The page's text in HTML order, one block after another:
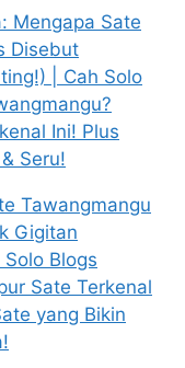
Mengapa Sate
Disebut
| Cah Solo
Ini! Plus
Seru!
Tawangmangu
Gigitan
Blogs
Sate Terkenal
yang Bikin